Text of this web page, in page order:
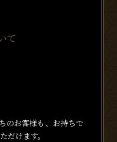
て
のお客様も、お持ちで
だけます。